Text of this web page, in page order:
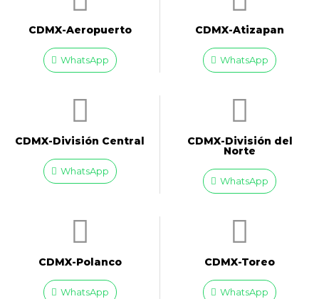
CDMX-Aeropuerto​
WhatsApp
CDMX-Atizapan
WhatsApp
CDMX-División Central
WhatsApp
CDMX-División del
Norte
WhatsApp
CDMX-Polanco
WhatsApp
CDMX-Toreo
WhatsApp